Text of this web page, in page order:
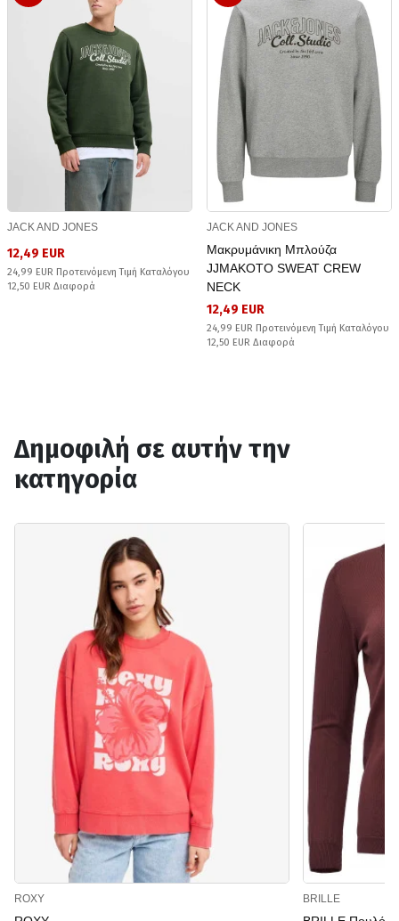
JACK AND JONES
12,49 EUR
24,99 EUR Προτεινόμενη Τιμή Καταλόγου
12,50 EUR Διαφορά
JACK AND JONES
Μακρυμάνικη Μπλούζα
JJMAKOTO SWEAT CREW
NECK
12,49 EUR
24,99 EUR Προτεινόμενη Τιμή Καταλόγου
12,50 EUR Διαφορά
Δημοφιλή σε αυτήν την
κατηγορία
ROXY BRILLE